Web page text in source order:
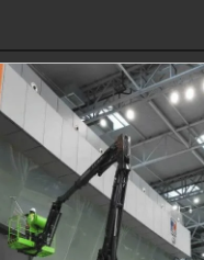
de máquinas linha
de máquinas pesadas
de maquinário para
de maquinário pesado